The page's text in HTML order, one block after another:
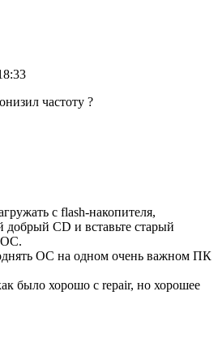
частоту ?
с flash-накопителя,
добрый CD и вставьте старый
ОС.
ОС на одном очень важном ПК
было хорошо с repair, но хорошее